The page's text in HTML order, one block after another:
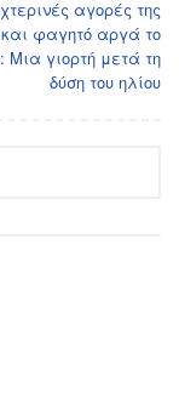
αγορές της
φαγητό αργά το
Μια γιορτή μετά τη
δύση του ηλίου